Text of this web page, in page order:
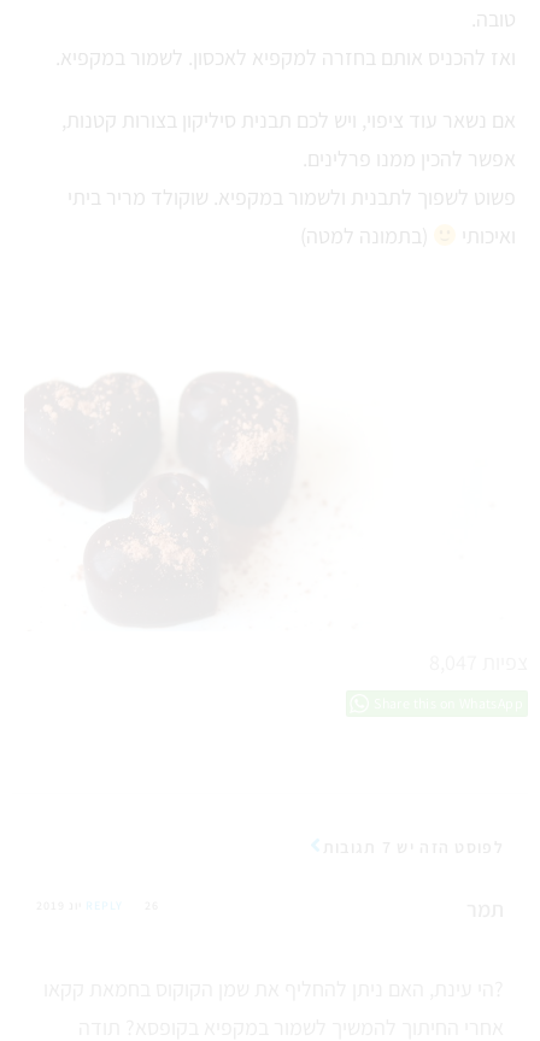
טובה.
ואז להכניס אותם בחזרה למקפיא לאכסון. לשמור במקפיא.
אם נשאר עוד ציפוי, ויש לכם תבנית סיליקון בצורות קטנות,
אפשר להכין ממנו פרלינים.
פשוט לשפוך לתבנית ולשמור במקפיא. שוקולד מריר ביתי
ואיכותי
(בתמונה למטה)